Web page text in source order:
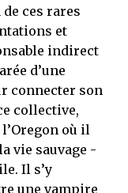
ces rares
et
indirect
d’une
connecter son
collective,
où il
vie sauvage -
Il s’y
une vampire